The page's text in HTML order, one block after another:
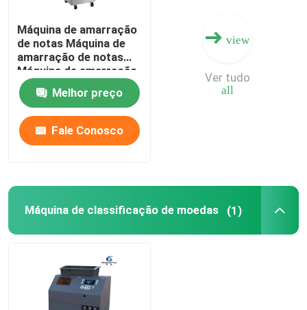
Máquina de amarração
de notas Máquina de
amarração de notas
Máquina de amarração
de bandas Máquina de
amarração Máquina de
amarração automática
Melhor preço
Fale Conosco
view
all
Ver tudo
Máquina de classificação de moedas (1)